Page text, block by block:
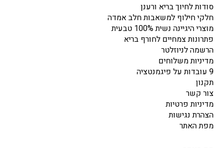
סודות לחיוך בריא ורענן
חלקי חילוף למשאבות חלב אמדה
מוצרי היגיינה נשית 100% טבעית
פתרונות צמחיים לחורף בריא
הרשמה לניוזלטר
מדיניות משלוחים
9 עובדות על פיגמנטציה
תקנון
צור קשר
מדיניות פרטיות
הצהרת נגישות
מפת האתר